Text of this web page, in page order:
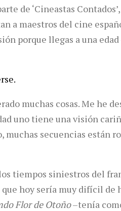
de ‘Cineastas
a maestros del cine
porque llegas a una
muchas cosas. Me he
uno tiene una visión
muchas secuencias están
tiempos siniestros del
hoy sería muy difícil de
Flor de Otoño–tenía